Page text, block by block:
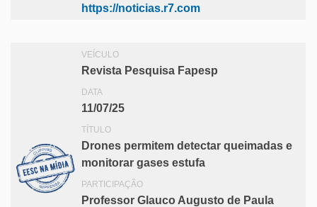
https://noticias.r7.com
VEÍCULO
Revista Pesquisa Fapesp
DATA
11/07/25
TÍTULO
Drones permitem detectar queimadas e
monitorar gases estufa
PARTICIPAÇÃO
Professor Glauco Augusto de Paula